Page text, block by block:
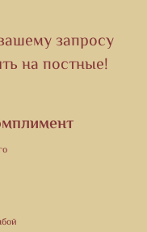
запросу
на постные!